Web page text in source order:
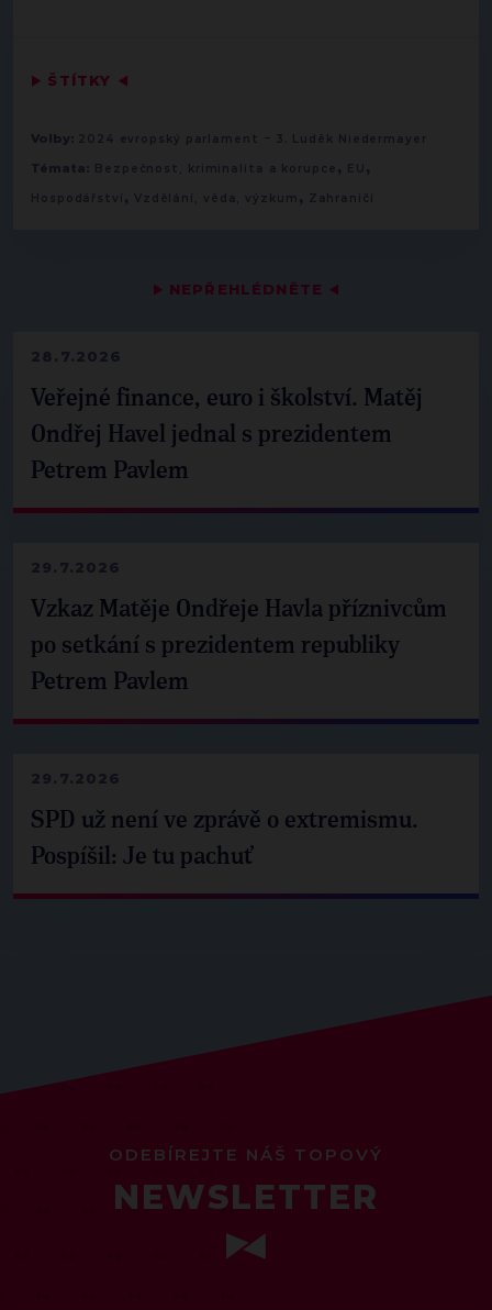
▶ NEPŘEHLÉDNĚTE ◀
28.7.2026
Veřejné finance, euro i školství. Matěj
Ondřej Havel jednal s prezidentem
Petrem Pavlem
29.7.2026
Vzkaz Matěje Ondřeje Havla příznivcům
po setkání s prezidentem republiky
Petrem Pavlem
29.7.2026
SPD už není ve zprávě o extremismu.
Pospíšil: Je tu pachuť
▶ ŠTÍTKY ◀
Volby: 2024 evropský parlament - 3. Luděk Niedermayer
Témata: Bezpečnost, kriminalita a korupce , EU ,
Hospodářství , Vzdělání, věda, výzkum , Zahraničí
ODEBÍREJTE NÁŠ TOPOVÝ
NEWSLETTER